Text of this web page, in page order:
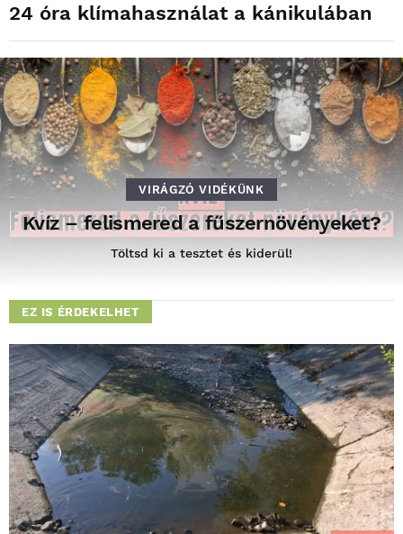
24 óra klímahasználat a kánikulában
VIRÁGZÓ VIDÉKÜNK
Kvíz – felismered a fűszernövényeket?
Töltsd ki a tesztet és kiderül!
EZ IS ÉRDEKELHET